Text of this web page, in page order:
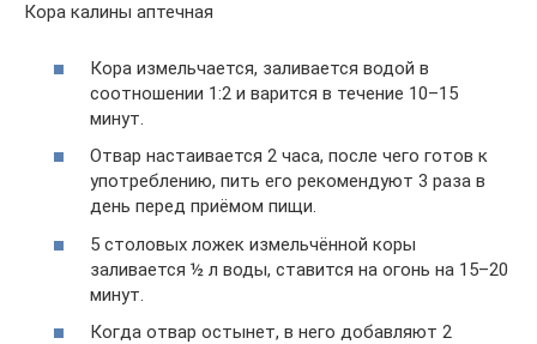
Кора калины аптечная
Кора измельчается, заливается водой в
соотношении 1:2 и варится в течение 10–15
минут.
Отвар настаивается 2 часа, после чего готов к
употреблению, пить его рекомендуют 3 раза в
день перед приёмом пищи.
5 столовых ложек измельчённой коры
заливается ½ л воды, ставится на огонь на 15–20
минут.
Когда отвар остынет, в него добавляют 2